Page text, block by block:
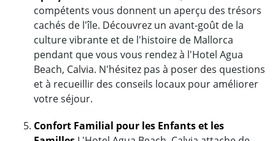
compétents vous donnent un aperçu des trésors
cachés de l'île. Découvrez un avant-goût de la
culture vibrante et de l'histoire de Mallorca
pendant que vous vous rendez à l'Hotel Agua
Beach, Calvia. N'hésitez pas à poser des questions
et à recueillir des conseils locaux pour améliorer
votre séjour.
Confort Familial pour les Enfants et les